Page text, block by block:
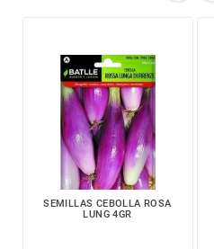
SEMILLAS CEBOLLA ROSA
LUNG 4GR